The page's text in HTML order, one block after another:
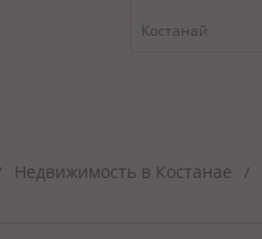
Костанай
Недвижимость в Костанае /